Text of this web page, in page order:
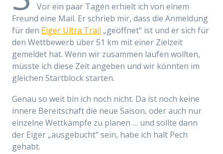
Vor ein paar Tagen erhielt ich von einem
Freund eine Mail. Er schrieb mir, dass die Anmeldung
für den Eiger Ultra Trail „geöffnet“ ist und er sich für
den Wettbewerb über 51 km mit einer Zielzeit
gemeldet hat. Wenn wir zusammen laufen wollten,
müsste ich diese Zeit angeben und wir könnten im
gleichen Startblock starten.
Genau so weit bin ich noch nicht. Da ist noch keine
innere Bereitschaft die neue Saison, oder auch nur
einzelne Wettkämpfe zu planen … und sollte dann
der Eiger „ausgebucht“ sein, habe ich halt Pech
gehabt.